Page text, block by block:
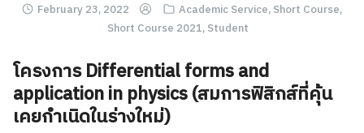
February 23, 2022 Academic Service,Short Course,
Short Course 2021,Student
โครงการ Differential forms and
application in physics (สมการฟิสิกส์ที่คุ้น
เคยกำเนิดในร่างใหม่)